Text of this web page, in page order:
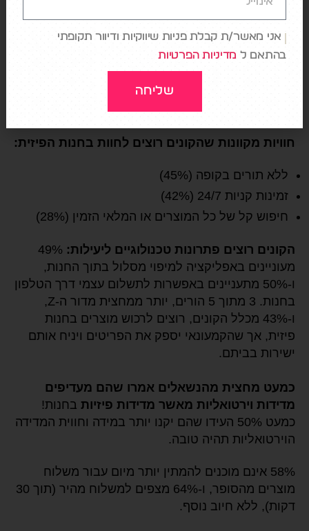
לקבל את הפריט מיד (48%)
אפשרות לעיין במוצרים תוך יכולת לגעת ולהרגיש
תצוגה מקדימה או ניסיון של המוצר לפני הרכישה
חוויות מקוונות שהקונים רוצים לחוות בחנות הפיזית:
ללא תורים בקופה (45%)
זמינות קניות 24/7 (42%)
חיפוש קל של כל המוצרים או המלאי הזמין (28%)
הקונים רוצים פתרונות טכנולוגיים ליעילות: 49%
מעוניינים באפליקציה למיפוי מסלול בתוך החנות,
ו-50% מתעניינים באפשרות לתשלום עצמי דרך הטלפון
בחנות. 3 מתוך 5 הורים, יותר ממחצית מדור ה-Z,
ו-43% מכלל הקונים, רוצים לרכוש מוצרים בחנות
פיזית, אך שהקמעונאי יספק את הפריטים ויניח אותם
ישירות בביתם.
כמעט מחצית מהנשאלים אמרו שהם מעדיפים
מדידות וירטואליות מאשר מדידות פיזיות בחנות!
כמעט 50% העידו שהם יקנו יותר במידה וחווית המדידה
הוירטואליות תהיה טובה.
58% אינם מוכנים להמתין יותר מיום עבור משלוח
מוצרים מהסופר, ו-64% מצפים למשלוח מהיר (תוך 30
דקות), ללא חיוב נוסף.
אני מאשר/ת קבלת פניות שיווקיות ודיוור תקופתי
בהתאם ל מדיניות הפרטיות
שליחה